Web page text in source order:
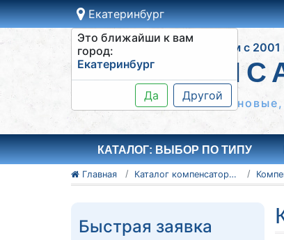
Екатеринбург
Это ближайши к вам
город:
Екатеринбург
Да Другой
Работаем с 2001
Сильфонные КСО,
КАТАЛОГ: ВЫБОР ПО ТИПУ
Главная Каталог компенсаторов
Быстрая заявка